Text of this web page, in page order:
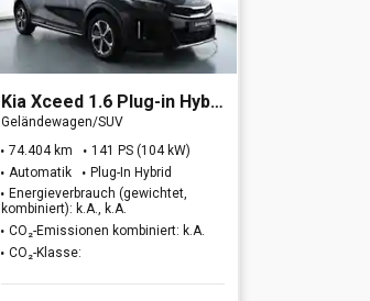
Kia Xceed 1.6 Plug-in Hybrid Vision (EURO 6d)
Geländewagen/SUV
74.404 km
141 PS (104 kW)
Automatik
Plug-In Hybrid
Energieverbrauch (gewichtet,
kombiniert): k.A., k.A.
CO₂-Emissionen kombiniert: k.A.
CO₂-Klasse: